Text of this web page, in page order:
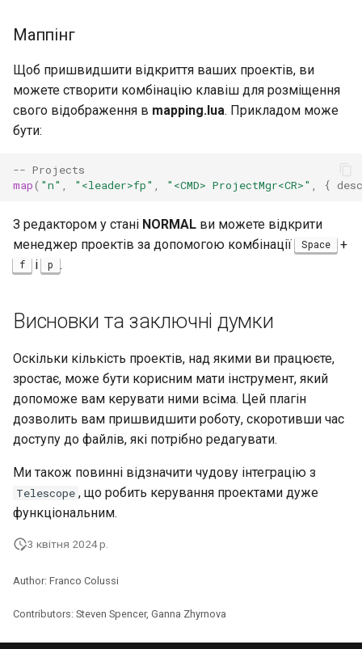
Маппінг
Щоб пришвидшити відкриття ваших проектів, ви
можете створити комбінацію клавіш для розміщення
свого відображення в mapping.lua. Прикладом може
бути:
-- Projects
map( "n" , "<leader>fp" , "<CMD> ProjectMgr<CR>" , { desc
З редактором у стані NORMAL ви можете відкрити
менеджер проектів за допомогою комбінації
Space +
f і p .
Висновки та заключні думки
Оскільки кількість проектів, над якими ви працюєте,
зростає, може бути корисним мати інструмент, який
допоможе вам керувати ними всіма. Цей плагін
дозволить вам пришвидшити роботу, скоротивши час
доступу до файлів, які потрібно редагувати.
Ми також повинні відзначити чудову інтеграцію з
Telescope , що робить керування проектами дуже
функціональним.
3 квітня 2024 р.
Author: Franco Colussi
Contributors: Steven Spencer, Ganna Zhyrnova